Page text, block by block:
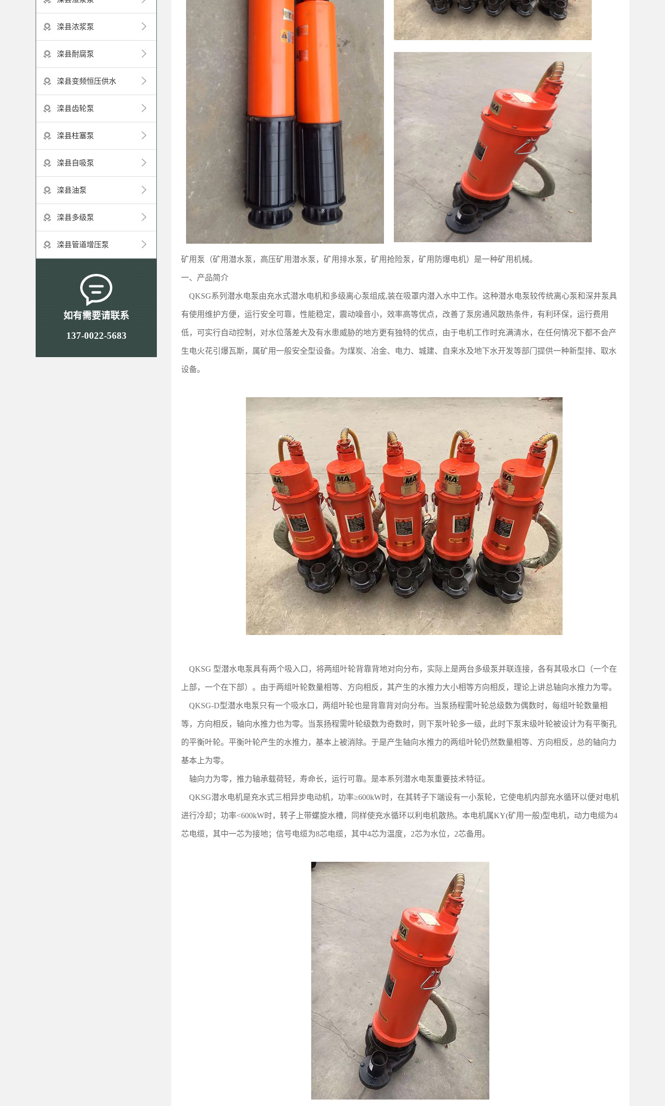
滦县浓浆泵
滦县耐腐泵
滦县变频恒压供水
滦县齿轮泵
滦县柱塞泵
滦县自吸泵
滦县油泵
滦县多级泵
滦县管道增压泵
如有需要请联系
137-0022-5683
矿用泵（矿用潜水泵，高压矿用潜水泵，矿用排水泵，矿用抢险泵，矿用防爆电机）是一种矿用机械。
一、产品简介
QKSG系列潜水电泵由充水式潜水电机和多级离心泵组成,装在吸罩内潜入水中工作。这种潜水电泵较传统离心泵和深井泵具
有使用维护方便，运行安全可靠，性能稳定，震动噪音小，效率高等优点，改善了泵房通风散热条件，有利环保，运行费用
低，可实行自动控制，对水位落差大及有水患威胁的地方更有独特的优点，由于电机工作时充满清水，在任何情况下都不会产
生电火花引爆瓦斯，属矿用一般安全型设备。为煤炭、冶金、电力、城建、自来水及地下水开发等部门提供一种新型排、取水
设备。
QKSG 型潜水电泵具有两个吸入口，将两组叶轮背靠背地对向分布，实际上是两台多级泵并联连接，各有其吸水口（一个在
上部，一个在下部）。由于两组叶轮数量相等、方向相反，其产生的水推力大小相等方向相反，理论上讲总轴向水推力为零。
QKSG-D型潜水电泵只有一个吸水口，两组叶轮也是背靠背对向分布。当泵扬程需叶轮总级数为偶数时，每组叶轮数量相
等，方向相反，轴向水推力也为零。当泵扬程需叶轮级数为奇数时，则下泵叶轮多一级，此时下泵末级叶轮被设计为有平衡孔
的平衡叶轮。平衡叶轮产生的水推力，基本上被消除。于是产生轴向水推力的两组叶轮仍然数量相等、方向相反，总的轴向力
基本上为零。
轴向力为零，推力轴承载荷轻，寿命长，运行可靠。是本系列潜水电泵重要技术特征。
QKSG潜水电机是充水式三相异步电动机，功率≥600kW时，在其转子下端设有一小泵轮，它使电机内部充水循环以便对电机
进行冷却；功率<600kW时，转子上带螺旋水槽，同样使充水循环以利电机散热。本电机属KY(矿用一般)型电机，动力电缆为4
芯电缆，其中一芯为接地；信号电缆为8芯电缆，其中4芯为温度，2芯为水位，2芯备用。